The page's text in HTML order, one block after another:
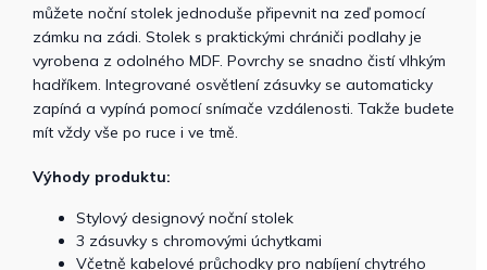
můžete noční stolek jednoduše připevnit na zeď pomocí
zámku na zádi. Stolek s praktickými chrániči podlahy je
vyrobena z odolného MDF. Povrchy se snadno čistí vlhkým
hadříkem. Integrované osvětlení zásuvky se automaticky
zapíná a vypíná pomocí snímače vzdálenosti. Takže budete
mít vždy vše po ruce i ve tmě.
Výhody produktu:
Stylový designový noční stolek
3 zásuvky s chromovými úchytkami
Včetně kabelové průchodky pro nabíjení chytrého